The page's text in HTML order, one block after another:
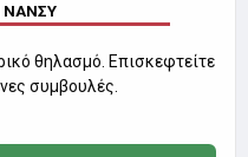
θηλασμό. Επισκεφτείτε
συμβουλές.